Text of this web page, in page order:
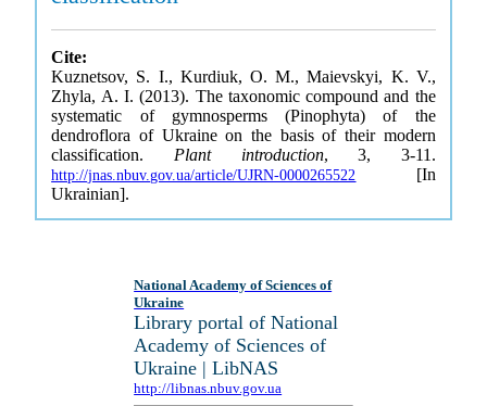
Cite:
Kuznetsov, S. I., Kurdiuk, O. M., Maievskyi, K. V.,
Zhyla, A. I. (2013). The taxonomic compound and the
systematic of gymnosperms (Pinophyta) of the
dendroflora of Ukraine on the basis of their modern
classification. Plant introduction, 3, 3-11.
http://jnas.nbuv.gov.ua/article/UJRN-0000265522 [In
Ukrainian].
National Academy of Sciences of
Ukraine
Library portal of National
Academy of Sciences of
Ukraine | LibNAS
http://libnas.nbuv.gov.ua